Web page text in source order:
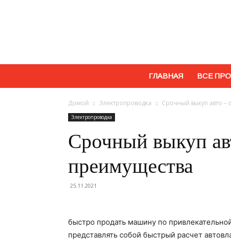
ГЛАВНАЯ ВСЕ
Домой Электропроводка Срочный выкуп авто –
Электропроводка
Срочный выкуп
преимущества
25.11.2021
быстро продать машину по
представлять собой быстрый расчет